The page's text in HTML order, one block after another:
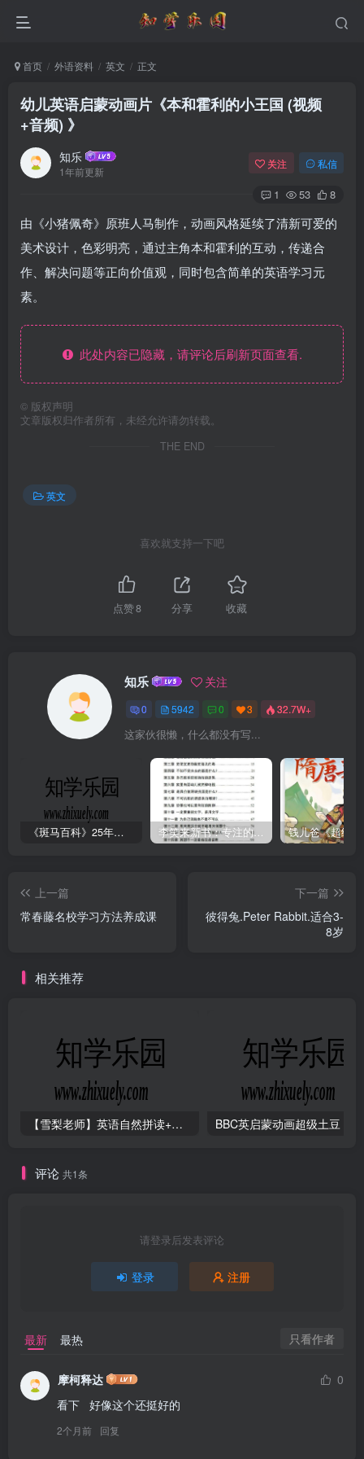
首页 外语资料 英文 正文
幼儿英语启蒙动画片《本和霍利的小王国 (视频
+音频) 》
知乐
1年前更新
关注 私信
1 53 8
由《小猪佩奇》原班人马制作，动画风格延续了清新可爱的
美术设计，色彩明亮，通过主角本和霍利的互动，传递合
作、解决问题等正向价值观，同时包含简单的英语学习元
素。
此处内容已隐藏，请评论后刷新页面查看.
© 版权声明
文章版权归作者所有，未经允许请勿转载。
THE END
英文
喜欢就支持一下吧
点赞8 分享 收藏
知乐 关注
0 5942 0 3 32.7W+
这家伙很懒，什么都没有写...
《斑马百科》25年最新30科全套高清视频 李笑来新书：专注的真相 [PDF]
上一篇
常春藤名校学习方法养成课
下一篇
彼得兔.Peter Rabbit.适合3-
8岁
相关推荐
【雪梨老师】英语自然拼读+音标+发音规则（精品课三合一）
评论 共1条
请登录后发表评论
登录 注册
最新 最热 只看作者
摩柯释达
0
看下   好像这个还挺好的
2个月前 回复